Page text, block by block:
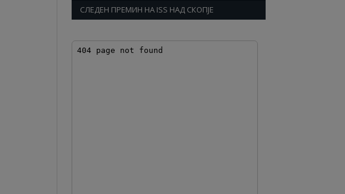
СЛЕДЕН ПРЕМИН НА ISS НАД СКОПЈЕ